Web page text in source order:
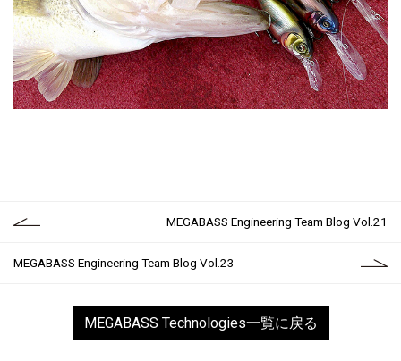
MEGABASS Engineering Team Blog Vol.21
MEGABASS Engineering Team Blog Vol.23
MEGABASS Technologies一覧に戻る